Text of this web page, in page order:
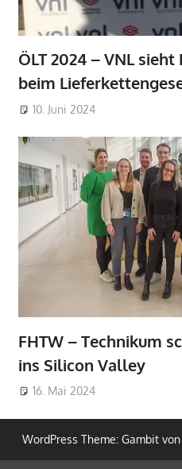
ÖLT 2024 – VNL
beim
10. Juni 2024
FHTW – Technikum
ins Silicon Valley
16. Mai 2024
WordPress Theme: Gambit von